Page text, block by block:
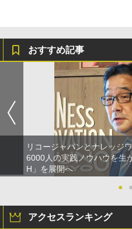
おすすめ記事
リコージャパンとナレッジ
6000人の実践ノウハウを生
H」を展開へ
●
●
アクセスランキング